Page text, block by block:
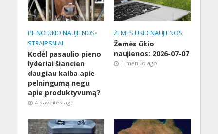
PIENO ŪKIO NAUJIENOS•
STRAIPSNIAI
Kodėl pasaulio pieno
lyderiai šiandien
daugiau kalba apie
pelningumą negu
apie produktyvumą?
4 savaitės ago
ŽEMĖS ŪKIO NAUJIENOS
Žemės ūkio
naujienos: 2026-07-07
1 mėnuo ago